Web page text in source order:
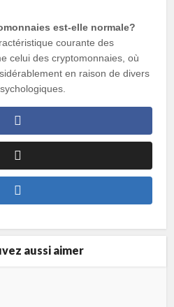
est-elle normale?
courante des
celui des cryptomonnaies, où
en raison de divers
aussi aimer